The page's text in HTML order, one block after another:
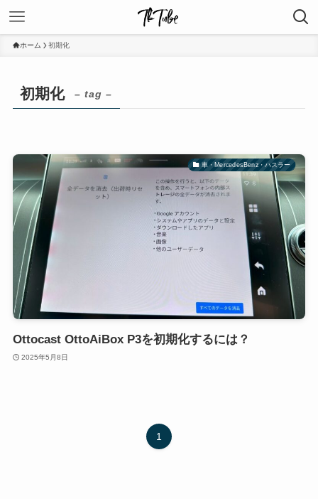
ホーム 初期化
初期化 – tag –
車・MercedesBenz・ハスラー
Ottocast OttoAiBox P3を初期化するには？
2025年5月8日
1